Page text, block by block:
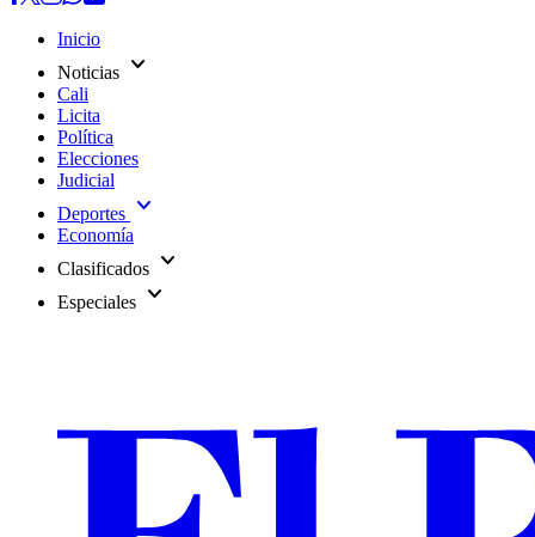
Inicio
Noticias expand_more
Cali
Licita
Política
Elecciones
Judicial
Deportes expand_more
Economía
Clasificados expand_more
Especiales expand_more